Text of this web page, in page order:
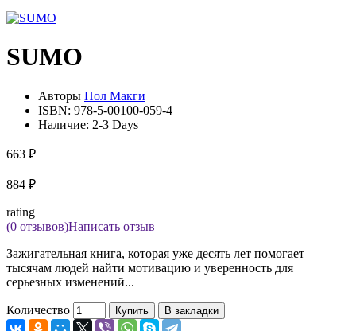
SUMO
Авторы Пол Макги
ISBN: 978-5-00100-059-4
Наличие: 2-3 Days
663 ₽
884 ₽
rating
(0 отзывов)Написать отзыв
Зажигательная книга, которая уже десять лет помогает
тысячам людей найти мотивацию и уверенность для
серьезных изменений...
Количество Купить В закладки